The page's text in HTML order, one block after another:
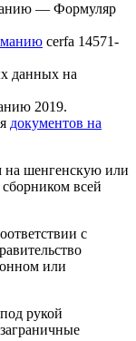
— Формуляр
cerfa 14571-
данных на
2019.
документов на
на шенгенскую или
всей
с
или
рукой